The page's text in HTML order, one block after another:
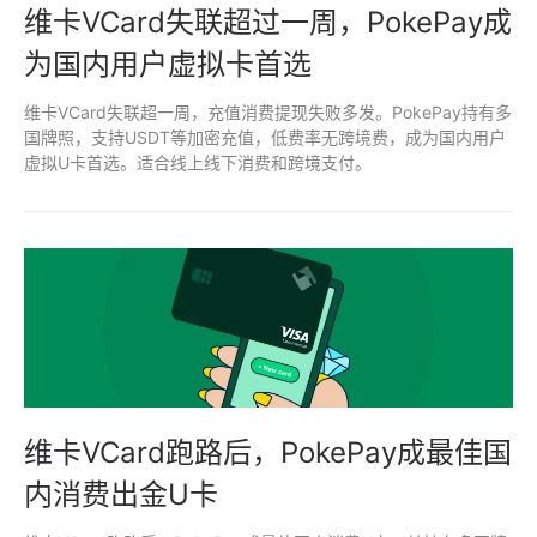
维卡VCard失联超过一周，PokePay成
为国内用户虚拟卡首选
维卡VCard失联超一周，充值消费提现失败多发。PokePay持有多
国牌照，支持USDT等加密充值，低费率无跨境费，成为国内用户
虚拟U卡首选。适合线上线下消费和跨境支付。
维卡VCard跑路后，PokePay成最佳国
内消费出金U卡